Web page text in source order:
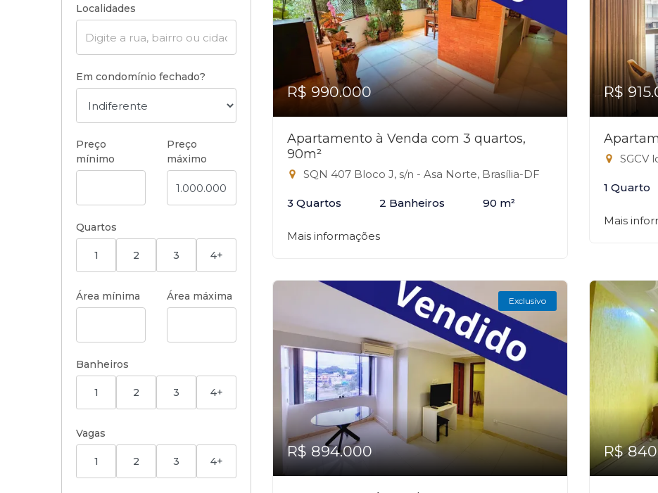
Localidades
Em condomínio fechado?
Preço
mínimo
Preço
máximo
Quartos
1 2 3 4+
Área mínima Área máxima
Banheiros
1 2 3 4+
Vagas
1 2 3 4+
R$ 990.000
Apartamento à Venda com 3 quartos,
90m²
SQN 407 Bloco J, s/n - Asa Norte, Brasília-DF
3 Quartos 2 Banheiros 90 m²
Mais informações
R$
SGCV
1 Quarto
Mais
Exclusivo
R$ 894.000 R$